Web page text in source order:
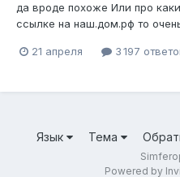
да вроде похоже Или про
ссылке на наш.дом.рф то
21 апреля 3 197
Язык Тема
Powered by